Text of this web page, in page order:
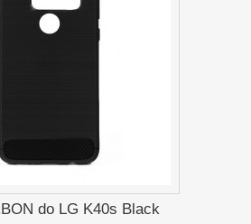
do LG K40s Black